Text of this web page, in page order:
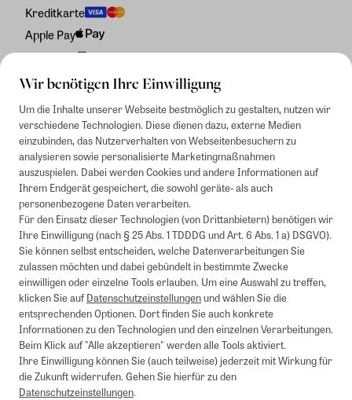
Wir benötigen Ihre Einwilligung
Um die Inhalte unserer Webseite bestmöglich zu gestalten, nutzen wir
verschiedene Technologien. Diese dienen dazu, externe Medien
einzubinden, das Nutzerverhalten von Webseitenbesuchern zu
analysieren sowie personalisierte Marketingmaßnahmen
auszuspielen. Dabei werden Cookies und andere Informationen auf
Ihrem Endgerät gespeichert, die sowohl geräte- als auch
personenbezogene Daten verarbeiten.
Für den Einsatz dieser Technologien (von Drittanbietern) benötigen wir
Ihre Einwilligung (nach § 25 Abs. 1 TDDDG und Art. 6 Abs. 1 a) DSGVO).
Sie können selbst entscheiden, welche Datenverarbeitungen Sie
zulassen möchten und dabei gebündelt in bestimmte Zwecke
einwilligen oder einzelne Tools erlauben. Um eine Auswahl zu treffen,
klicken Sie aufDatenschutzeinstellungenund wählen Sie die
entsprechenden Optionen. Dort finden Sie auch konkrete
Informationen zu den Technologien und den einzelnen Verarbeitungen.
Beim Klick auf "Alle akzeptieren" werden alle Tools aktiviert.
Ihre Einwilligung können Sie (auch teilweise) jederzeit mit Wirkung für
die Zukunft widerrufen. Gehen Sie hierfür zu den
Datenschutzeinstellungen.
Kreditkarte
Apple Pay
Rechnung